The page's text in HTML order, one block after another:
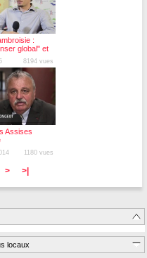
:
global" et
8194 vues
Assises
public1180 vues
> >|
locaux